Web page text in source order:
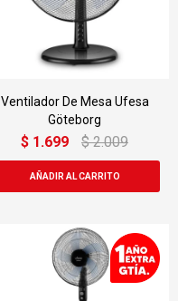
Ventilador De Mesa Ufesa
Göteborg
$ 1.699 $ 2.009